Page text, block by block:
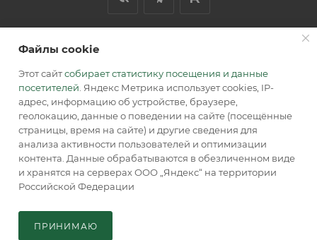
2026 © Обращаем Ваше внимание на то, что вся
информация, размещенная на сайте, носит
информационный характер и не является публичной
офертой, определяемой положениями Статьи 437 (2) ГК РФ.
Файлы cookie
Этот сайтсобирает статистику посещения и данные
посетителей . Яндекс Метрика использует cookies, IP-
адрес, информацию об устройстве, браузере,
геолокацию, данные о поведении на сайте (посещённые
страницы, время на сайте) и другие сведения для
анализа активности пользователей и оптимизации
контента. Данные обрабатываются в обезличенном виде
и хранятся на серверах ООО „Яндекс“ на территории
Российской Федерации
ПРИНИМАЮ